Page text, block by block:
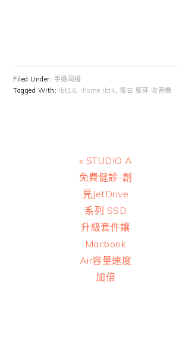
Filed Under: 手機周邊
Tagged With: ibt16 ihome ibt4 ,復古 藍芽 收音機
Previous
Post:
« STUDIO A
免費健診-創
見JetDrive
系列 SSD
升級套件讓
Macbook
Air容量速度
加倍